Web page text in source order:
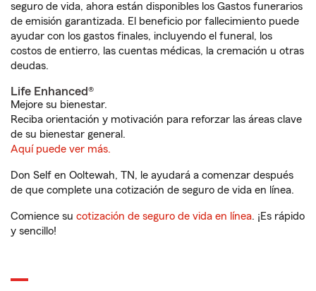
seguro de vida, ahora están disponibles los Gastos funerarios
de emisión garantizada. El beneficio por fallecimiento puede
ayudar con los gastos finales, incluyendo el funeral, los
costos de entierro, las cuentas médicas, la cremación u otras
deudas.
Life Enhanced®
Mejore su bienestar.
Reciba orientación y motivación para reforzar las áreas clave
de su bienestar general.
Aquí puede ver más.
Don Self en Ooltewah, TN, le ayudará a comenzar después
de que complete una cotización de seguro de vida en línea.
Comience su cotización de seguro de vida en línea. ¡Es rápido
y sencillo!